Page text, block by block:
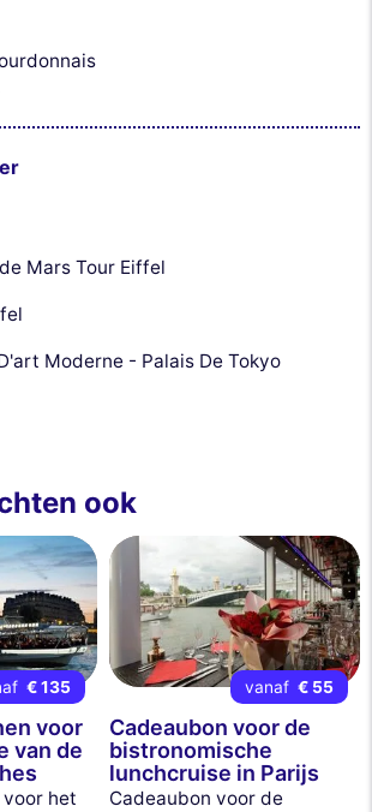
Mars Tour Eiffel
Moderne - Palais De Tokyo
ook
€ 135
voor
van de
voor het
vanaf € 55
Cadeaubon voor de
bistronomische
lunchcruise in Parijs
Cadeaubon voor de